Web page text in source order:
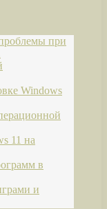
при
Windows
11 на
в
и